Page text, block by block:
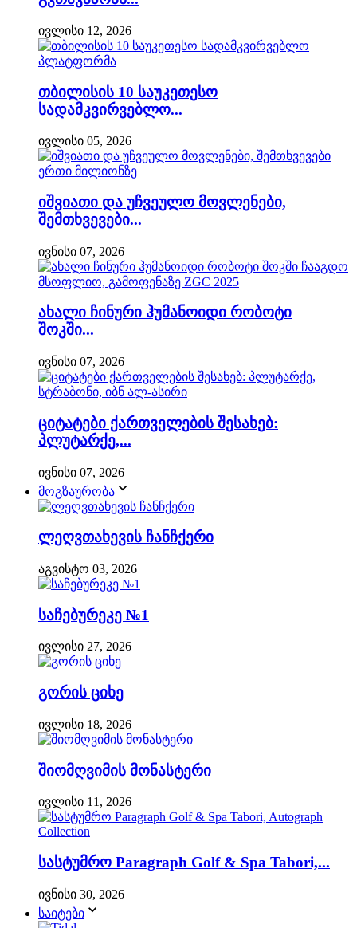
ივლისი 12, 2026
თბილისის 10 საუკეთესო
სადამკვირვებლო...
ივლისი 05, 2026
იშვიათი და უჩვეულო მოვლენები,
შემთხვევები...
ივნისი 07, 2026
ახალი ჩინური ჰუმანოიდი რობოტი
შოკში...
ივნისი 07, 2026
ციტატები ქართველების შესახებ:
პლუტარქე,...
ივნისი 07, 2026
მოგზაურობა
ლეღვთახევის ჩანჩქერი
აგვისტო 03, 2026
საჩებურეკე №1
ივლისი 27, 2026
გორის ციხე
ივლისი 18, 2026
შიომღვიმის მონასტერი
ივლისი 11, 2026
სასტუმრო Paragraph Golf & Spa Tabori,...
ივნისი 30, 2026
საიტები